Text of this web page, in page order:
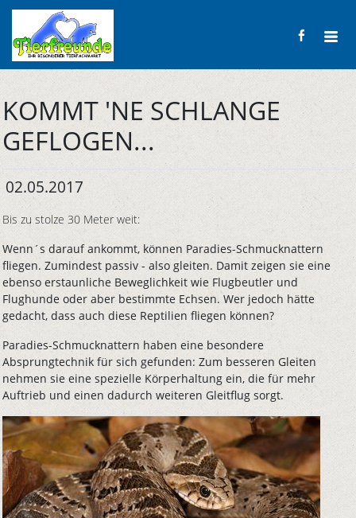
KOMMT 'NE SCHLANGE
GEFLOGEN...
02.05.2017
Bis zu stolze 30 Meter weit:
Wenn´s darauf ankommt, können Paradies-Schmucknattern
fliegen. Zumindest passiv - also gleiten. Damit zeigen sie eine
ebenso erstaunliche Beweglichkeit wie Flugbeutler und
Flughunde oder aber bestimmte Echsen. Wer jedoch hätte
gedacht, dass auch diese Reptilien fliegen können?
Paradies-Schmucknattern haben eine besondere
Absprungtechnik für sich gefunden: Zum besseren Gleiten
nehmen sie eine spezielle Körperhaltung ein, die für mehr
Auftrieb und einen dadurch weiteren Gleitflug sorgt.